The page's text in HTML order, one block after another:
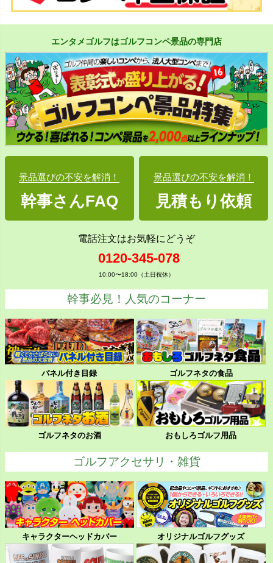
エンタメゴルフはゴルフコンペ景品の専門店
景品選びの不安を解消！
幹事さんFAQ
景品選びの不安を解消！
見積もり依頼
電話注文はお気軽にどうぞ
0120-345-078
10:00〜18:00（土日祝休）
幹事必見！人気のコーナー
パネル付き目録 ゴルフネタの食品
ゴルフネタのお酒 おもしろゴルフ用品
ゴルフアクセサリ・雑貨
キャラクターヘッドカバー オリジナルゴルフグッズ